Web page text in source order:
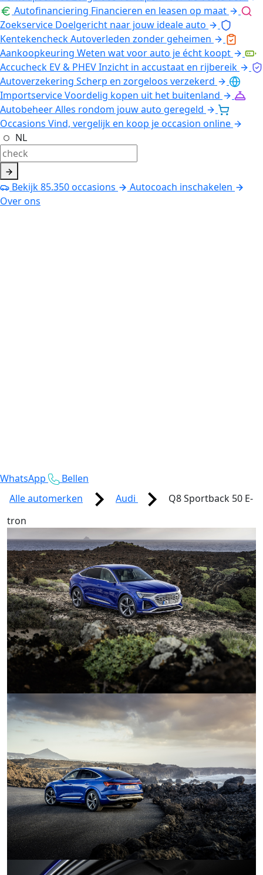
Autofinanciering Financieren en leasen op maat
Zoekservice Doelgericht naar jouw ideale auto
KentekencheckAutoverleden zonder geheimen
Aankoopkeuring Weten wat voor auto je écht koopt
Accucheck EV & PHEVInzicht in accustaat en rijbereik
Autoverzekering Scherp en zorgeloos verzekerd
ImportserviceVoordelig kopen uit het buitenland
AutobeheerAlles rondom jouw auto geregeld
Occasions Vind, vergelijk en koop je occasion online
NL
Bekijk85.350occasions
Autocoach inschakelen
Over ons
WhatsApp
Bellen
Alle automerken
Audi
Q8 Sportback 50 E-
tron